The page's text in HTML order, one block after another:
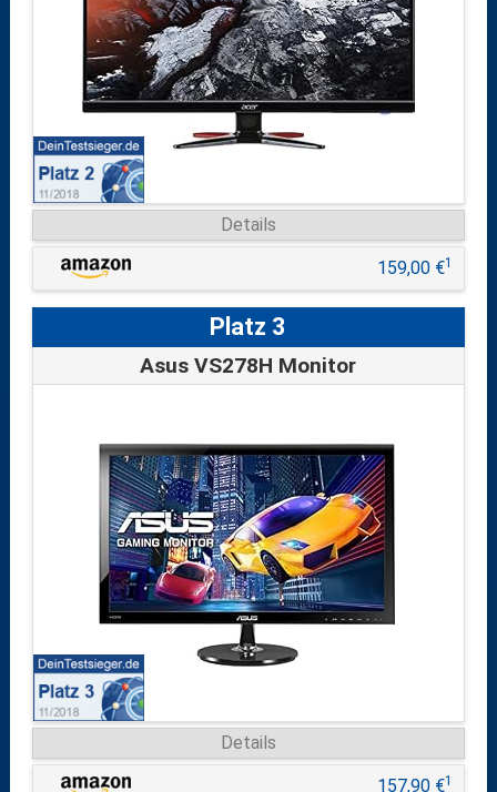
Details
159,00 €1
Platz 3
Asus VS278H Monitor
Details
157,90 €1